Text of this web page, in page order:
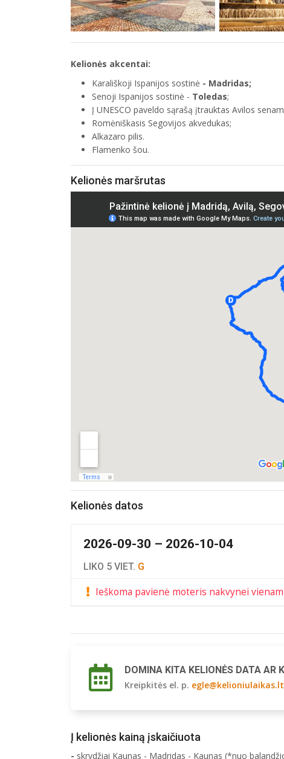
Kelionės akcentai:
Karališkoji Ispanijos sostinė - Madridas;
Senoji Ispanijos sostinė - Toledas;
Į UNESCO paveldo sąrašą įtrauktas Avilos
Romėniškasis Segovijos akvedukas;
Alkazaro pilis.
Flamenko šou.
Kelionės maršrutas
Kelionės datos
2026-09-30 – 2026-10-04
LIKO 5 VIET. G
Ieškoma pavienė moteris nakvynei
DOMINA KITA KELIONĖS DATA AR
Kreipkitės el. p. egle@kelioniulaikas.lt
Į kelionės kainą įskaičiuota
- skrydžiai Kaunas - Madridas - Kaunas (*nuo